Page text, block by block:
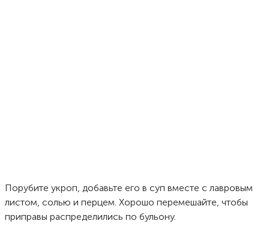
Порубите укроп, добавьте его в суп вместе с лавровым
листом, солью и перцем. Хорошо перемешайте, чтобы
приправы распределились по бульону.